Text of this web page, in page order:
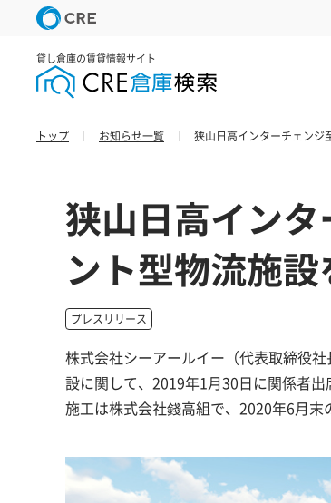
貸し倉庫の賃貸情報サイト
トップ お知らせ一覧 狭山日高インターチェンジ
狭山日高イン
ント型物流施
プレスリリース
株式会社シーアールイー（代表取締役
設に関して、2019年1月30日に関係者
施工は株式会社錢高組で、2020年6月末